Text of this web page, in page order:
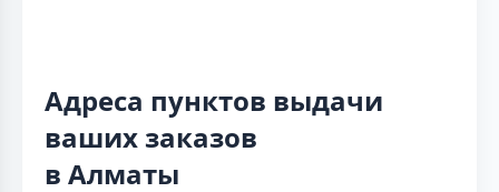
Адреса пунктов выдачи
ваших заказов
в Алматы